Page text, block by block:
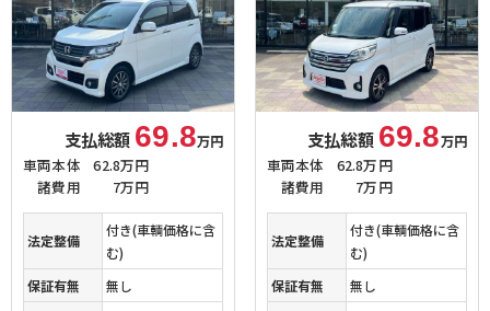
支払総額 69.8万円
車両本体
62.8万円
諸費用
7万円
法定整備
付き(車輌価格に含
む)
保証有無
無し
支払総額 69.8万円
車両本体
62.8万円
諸費用
7万円
法定整備
付き(車輌価格に含
む)
保証有無
無し